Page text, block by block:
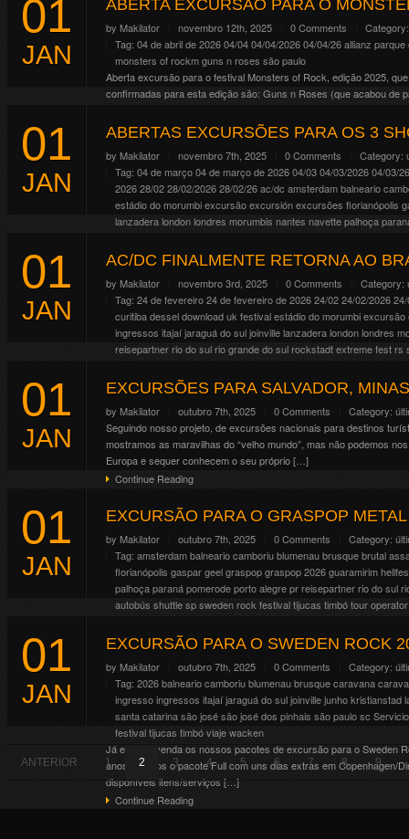
01
JAN
ABERTA EXCURSÃO PARA O
by Makilator novembro 12th, 2025 0 Comments
Tag: 04 de abril de 202604/0404/04/202604/04/26allianz parque
monsters of rockm guns n roses são paulo
Aberta excursão para o festival Monsters of Rock, edição 2025,
confirmadas para esta edição são: Guns n Roses (que acabou de
Continue Reading
01
JAN
ABERTAS EXCURSÕES PARA OS 3
by Makilator novembro 7th, 2025 0 Comments Category:
Tag: 04 de março04 de março de 202604/0304/03/202604/03/26
202628/0228/02/202628/02/26ac/dc amsterdambalneario
estádio do morumbiexcursãoexcursiónexcursões florianópolis
lanzaderalondonlondres morumbis nantes navettepalhoça
operatorviajewacken
E como já era esperado, o AC/DC fará mais de um show no
resolvemos ajudar todo mundo abrindo excursões para os 3 dias,
Continue Reading
01
JAN
AC/DC FINALMENTE RETORNA AO
by Makilator novembro 3rd, 2025 0 Comments Category:
Tag: 24 de fevereiro24 de fevereiro de 202624/0224/02/2026
curitibadesseldownload uk festivalestádio do morumbiexcursão
ingressos itajaíjaraguá do suljoinvillelanzaderalondonlondres
reisepartnerrio do sulrio grande do sulrockstadt extreme festrs
Depois de inúmeros anúncios fake, hoje (03/11/26) a banda
apenas 1 data confirmada no Brasil. Até o momento as datas
07/04/26, México […]
Continue Reading
01
JAN
EXCURSÕES PARA SALVADOR,
by Makilator outubro 7th, 2025 0 Comments Category:
Seguindo nosso projeto, de excursões nacionais para destinos
mostramos as maravilhas do “velho mundo”, mas não podemos
Europa e sequer conhecem o seu próprio […]
Continue Reading
01
JAN
EXCURSÃO PARA O GRASPOP
by Makilator outubro 7th, 2025 0 Comments Category:
Tag: amsterdambalneario camboriublumenaubrusquebrutal
florianópolis gaspargeelgraspopgraspop 2026guaramirim
palhoçaparanápomerodeporto alegreprreisepartnerrio do sul
autobús shuttlespsweden rock festivaltijucas timbótour operator
anos teremos o pacote Full com uns dias extras em Paris/
01
JAN
EXCURSÃO PARA O SWEDEN ROCK
by Makilator outubro 7th, 2025 0 Comments Category:
Tag: 2026balneario camboriublumenaubrusquecaravana
ingressoingressos itajaíjaraguá do suljoinvillejunhokristianstad
santa catarinasão josésão josé dos pinhais são paulosc
festivaltijucas timbóviajewacken
Já estão a venda os nossos pacotes de excursão para o Sweden
anos teremos o pacote Full com uns dias extras em Copenhagen/
disponíveis itens/serviços […]
Continue Reading
ANTERIOR 1 2 3 4 5 6 7 8 9